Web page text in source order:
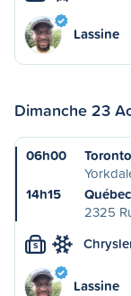
Lassine
Dimanche 23
06h00
Toronto
14h15
Québec
2325
S
Lassine